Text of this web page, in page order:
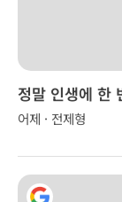
정말 인생에 한
어제 · 전제형